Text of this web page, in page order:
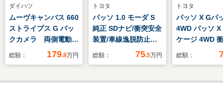
ダイハツ
ムーヴキャンバス 660
ストライプス G バッ
クカメラ 両側電動ス
ライドドア クリアラ
システム オートライ
総額： 179.8万円
トヨタ
パッソ 1.0 モーダ S
純正 SDナビ/衝突安全
装置/車線逸脱防止支
援システム/ヘッドラ
アイドリングストッ
総額： 75.5万円
トヨタ
パッソ X Gパ
4WD パッソ X
ケージ 4WD
軽減ブレーキ
TV・ドラレコ
総額：